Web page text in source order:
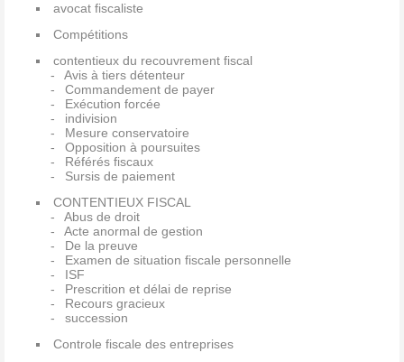
avocat fiscaliste
Compétitions
contentieux du recouvrement fiscal
Avis à tiers détenteur
Commandement de payer
Exécution forcée
indivision
Mesure conservatoire
Opposition à poursuites
Référés fiscaux
Sursis de paiement
CONTENTIEUX FISCAL
Abus de droit
Acte anormal de gestion
De la preuve
Examen de situation fiscale personnelle
ISF
Prescrition et délai de reprise
Recours gracieux
succession
Controle fiscale des entreprises